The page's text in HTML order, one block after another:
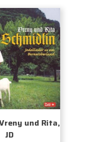
und Rita,
JD